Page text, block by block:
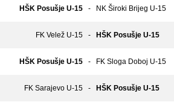
HŠK Posušje U-15 - NK Široki Brijeg U-15
FK Velež U-15 - HŠK Posušje U-15
HŠK Posušje U-15 - FK Sloga Doboj U-15
FK Sarajevo U-15 - HŠK Posušje U-15